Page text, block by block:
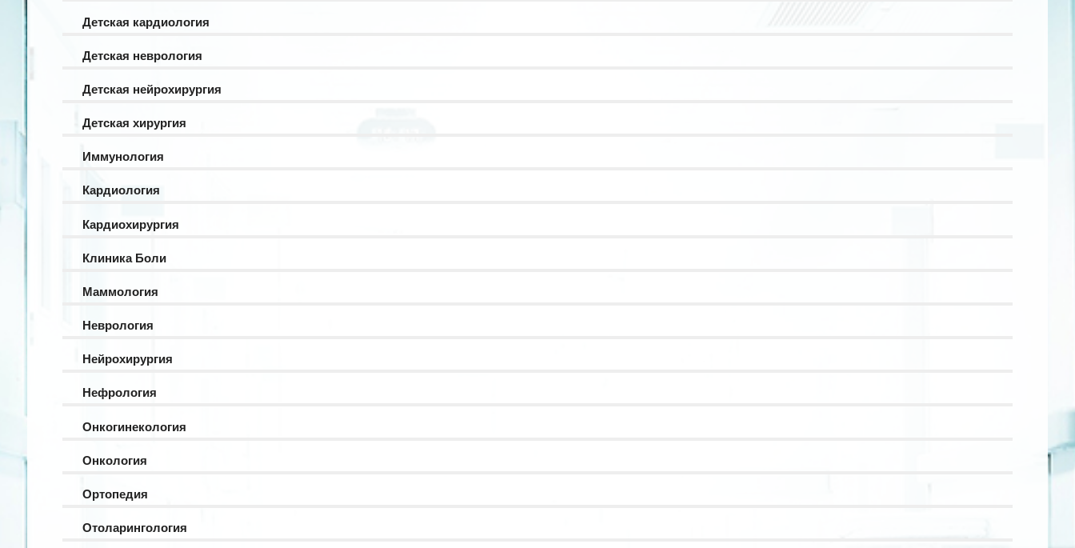
Детская кардиология
Детская неврология
Детская нейрохирургия
Детская хирургия
Иммунология
Кардиология
Кардиохирургия
Клиника Боли
Маммология
Неврология
Нейрохирургия
Нефрология
Онкогинекология
Онкология
Ортопедия
Отоларингология